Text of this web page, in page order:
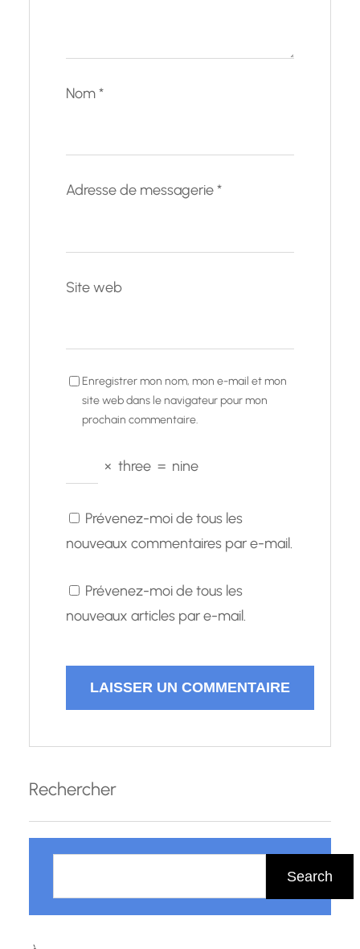
Nom*
Adresse de messagerie*
Site web
Enregistrer mon nom, mon e-mail et mon
site web dans le navigateur pour mon
prochain commentaire.
× three = nine
Prévenez-moi de tous les
nouveaux commentaires par e-mail.
Prévenez-moi de tous les
nouveaux articles par e-mail.
Rechercher
h
Search